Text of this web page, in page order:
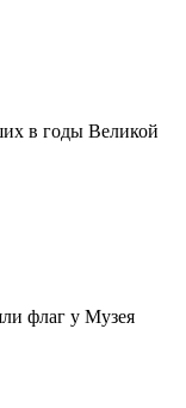
в годы Великой
флаг у Музея